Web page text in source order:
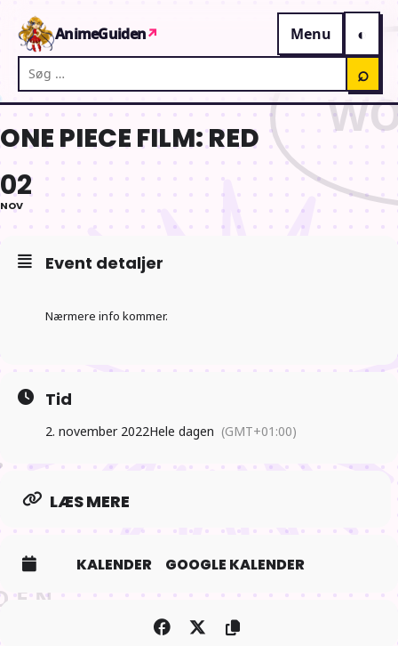
AnimeGuiden↗
Menu
Søg på AnimeGuiden
⌕
ONE PIECE FILM: RED
02
NOV
Event detaljer
Nærmere info kommer.
Tid
2. november 2022Hele dagen (GMT+01:00)
LÆS MERE
KALENDER GOOGLE KALENDER